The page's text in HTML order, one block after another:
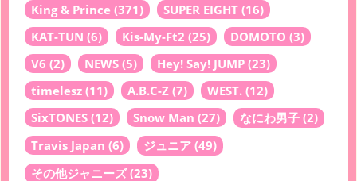
King & Prince (371) SUPER EIGHT (16)
KAT-TUN (6) Kis-My-Ft2 (25) DOMOTO (3)
V6 (2) NEWS (5) Hey! Say! JUMP (23)
timelesz (11) A.B.C-Z (7) WEST. (12)
SixTONES (12) Snow Man (27) なにわ男子 (2)
Travis Japan (6) ジュニア (49)
その他ジャニーズ(23)